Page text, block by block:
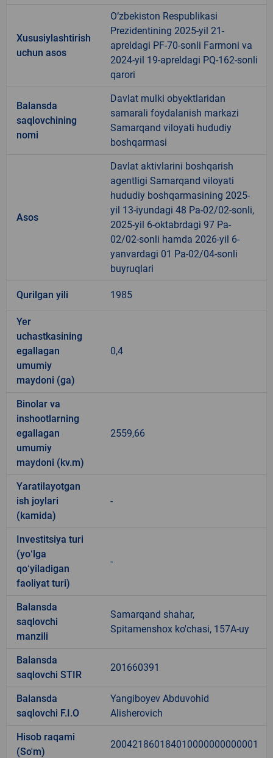
Xususiylashtirish
uchun asos
O‘zbekiston Respublikasi
Prezidentining 2025-yil 21-
apreldagi PF-70-sonli Farmoni va
2024-yil 19-apreldagi PQ-162-sonli
qarori
Balansda
saqlovchining
nomi
Davlat mulki obyektlaridan
samarali foydalanish markazi
Samarqand viloyati hududiy
boshqarmasi
Asos
Davlat aktivlarini boshqarish
agentligi Samarqand viloyati
hududiy boshqarmasining 2025-
yil 13-iyundagi 48 Pa-02/02-sonli,
2025-yil 6-oktabrdagi 97 Pa-
02/02-sonli hamda 2026-yil 6-
yanvardagi 01 Pa-02/04-sonli
buyruqlari
Qurilgan yili 1985
Yer
uchastkasining
egallagan
umumiy
maydoni (ga)
0,4
Binolar va
inshootlarning
egallagan
umumiy
maydoni (kv.m)
2559,66
Yaratilayotgan
ish joylari
(kamida)
-
Investitsiya turi
(yoʻlga
qoʻyiladigan
faoliyat turi)
-
Balansda
saqlovchi
manzili
Samarqand shahar,
Spitamenshox ko'chasi, 157A-uy
Balansda
saqlovchi STIR
201660391
Balansda
saqlovchi F.I.O
Yangiboyev Abduvohid
Alisherovich
Hisob raqami
(So'm)
200421860184010000000000001